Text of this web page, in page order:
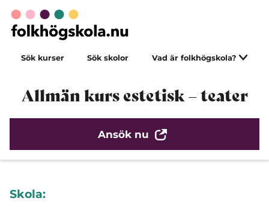
Sök kurser Sök skolor Vad är folkhögskola?
Allmän kurs estetisk – teater
Ansök nu
Skola: